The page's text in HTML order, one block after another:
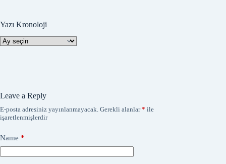
Yazı Kronoloji
Yazı
Kronoloji
Leave a Reply
E-posta adresiniz yayınlanmayacak. Gerekli alanlar* ile
işaretlenmişlerdir
Name *